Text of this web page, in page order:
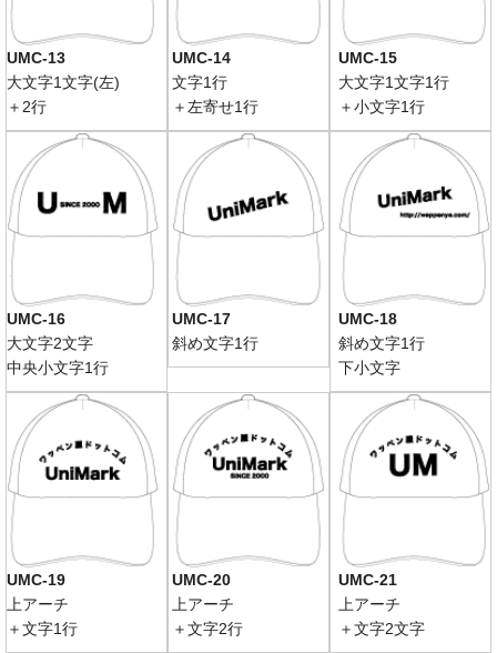
UMC-13
大文字1文字(左)
＋2行
UMC-14
文字1行
＋左寄せ1行
UMC-15
大文字1文字1行
＋小文字1行
UMC-16
大文字2文字
中央小文字1行
UMC-17
斜め文字1行
UMC-18
斜め文字1行
下小文字
UMC-19
上アーチ
＋文字1行
UMC-20
上アーチ
＋文字2行
UMC-21
上アーチ
＋文字2文字